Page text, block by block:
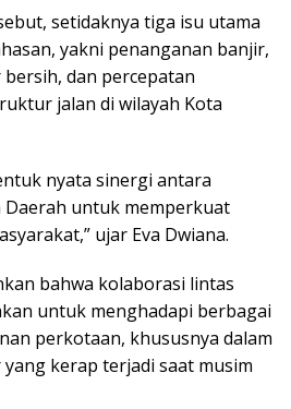
setidaknya tiga isu utama
yakni penanganan banjir,
dan percepatan
jalan di wilayah Kota
nyata sinergi antara
Daerah untuk memperkuat
ujar Eva Dwiana.
bahwa kolaborasi lintas
untuk menghadapi berbagai
perkotaan, khususnya dalam
kerap terjadi saat musim